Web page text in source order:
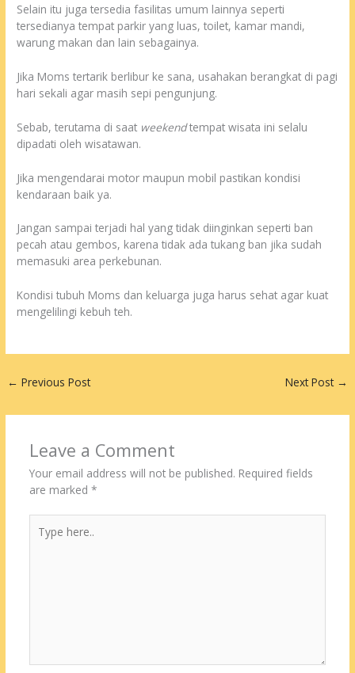
Selain itu juga tersedia fasilitas umum lainnya seperti
tersedianya tempat parkir yang luas, toilet, kamar mandi,
warung makan dan lain sebagainya.
Jika Moms tertarik berlibur ke sana, usahakan berangkat di pagi
hari sekali agar masih sepi pengunjung.
Sebab, terutama di saat weekendtempat wisata ini selalu
dipadati oleh wisatawan.
Jika mengendarai motor maupun mobil pastikan kondisi
kendaraan baik ya.
Jangan sampai terjadi hal yang tidak diinginkan seperti ban
pecah atau gembos, karena tidak ada tukang ban jika sudah
memasuki area perkebunan.
Kondisi tubuh Moms dan keluarga juga harus sehat agar kuat
mengelilingi kebuh teh.
← Previous Post Next Post →
Leave a Comment
Your email address will not be published. Required fields
are marked *
here..